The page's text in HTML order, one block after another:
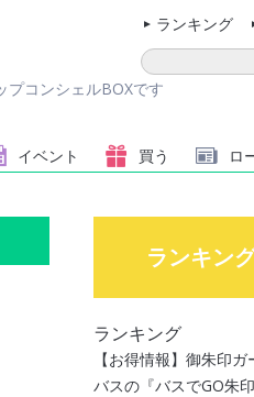
プコンシェルBOXです
イベント 買う ロ
ランキング
ランキン
ランキング
【お得情報】御朱印
バスの『バスでGO朱